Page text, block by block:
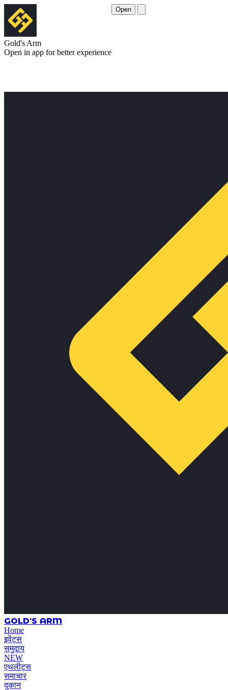
Gold's Arm
Open in app for better experience
Open
GOLD'S ARM
Home
इवेंट्स
समुदाय
NEW
एथलीट्स
समाचार
दुकान